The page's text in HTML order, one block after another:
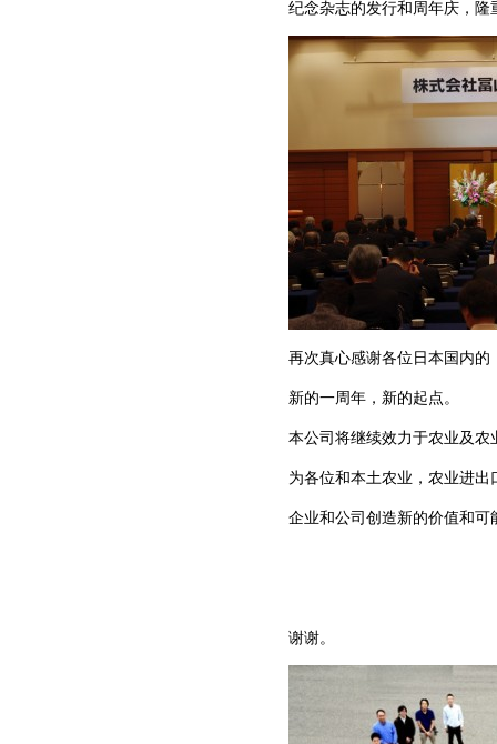
纪念杂志的发行和周年庆，
再次真心感谢各位日本国内
新的一周年，新的起点。
本公司将继续效力于农业及农
为各位和本土农业，农业进出
企业和公司创造新的价值和可
谢谢。